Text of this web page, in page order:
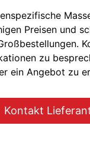
Preisen und
zu
ein Angebot zu
Kontakt